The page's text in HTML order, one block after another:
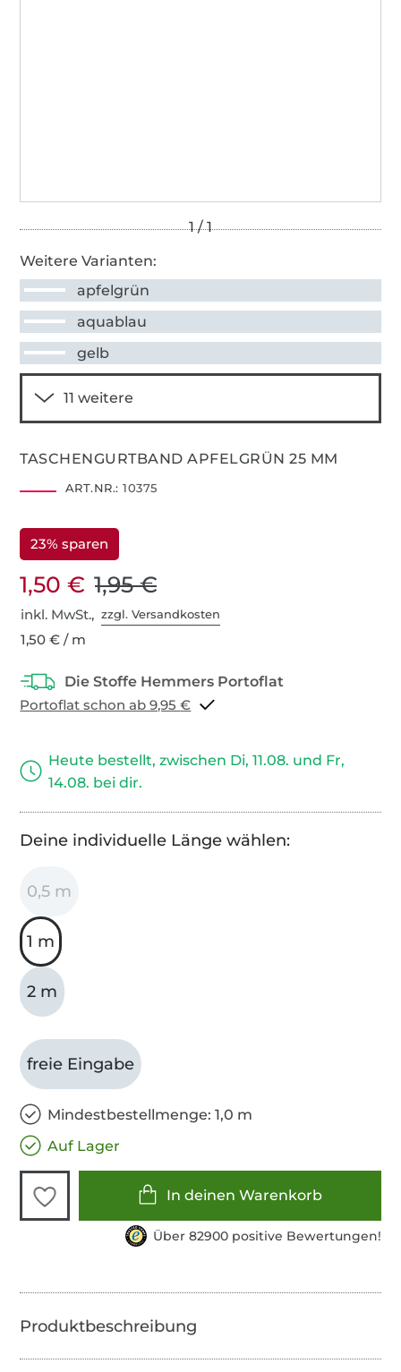
Weitere Varianten:
apfelgrün
aquablau
gelb
TASCHENGURTBAND APFELGRÜN 25 MM
ART.NR.: 10375
23% sparen
1,50 € 1,95 €
inkl. MwSt.,zzgl. Versandkosten
1,50 € / m
Portoflat schon ab 9,95 €
Heute bestellt, zwischen Di, 11.08. und Fr,
14.08. bei dir.
Deine individuelle Länge wählen:
0,5 m
1 m
2 m
freie Eingabe
Mindestbestellmenge: 1,0 m
Auf Lager
In deinen Warenkorb
Über 82900 positive Bewertungen!